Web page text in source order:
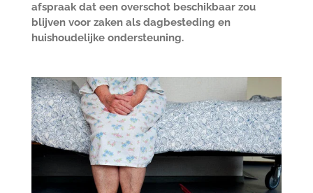
afspraak dat een overschot beschikbaar zou
blijven voor zaken als dagbesteding en
huishoudelijke ondersteuning.